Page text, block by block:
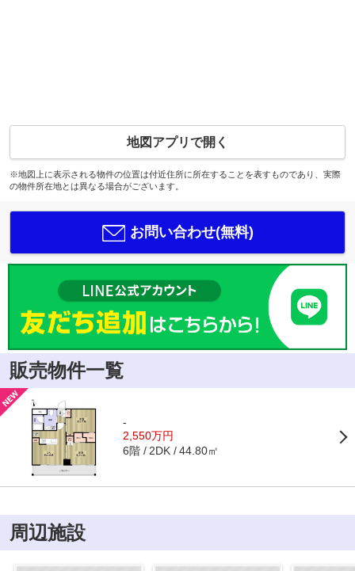
地図アプリで開く
※地図上に表示される物件の位置は付近住所に所在することを表すものであり、実際
の物件所在地とは異なる場合がございます。
お問い合わせ(無料)
販売物件一覧
-
2,550万円
6階 2DK 44.80㎡
周辺施設